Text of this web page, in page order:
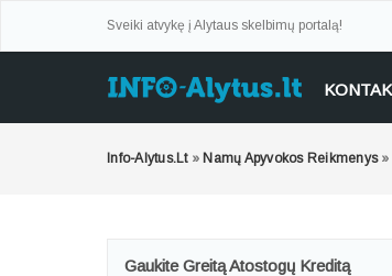
Sveiki atvykę į Alytaus skelbimų portalą!
Info-Alytus.lt » Namų Apyvokos Reikmenys »
Gaukite Greitą Atostogų Kreditą